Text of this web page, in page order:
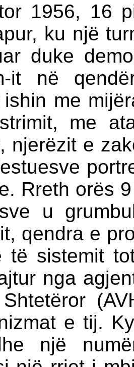
1956, 16
ku një
duke
it në
ishin me
me
njerëzit e
Rreth orës
u
qendra e
të sistemit
nga
Shtetëror
e tij.
një